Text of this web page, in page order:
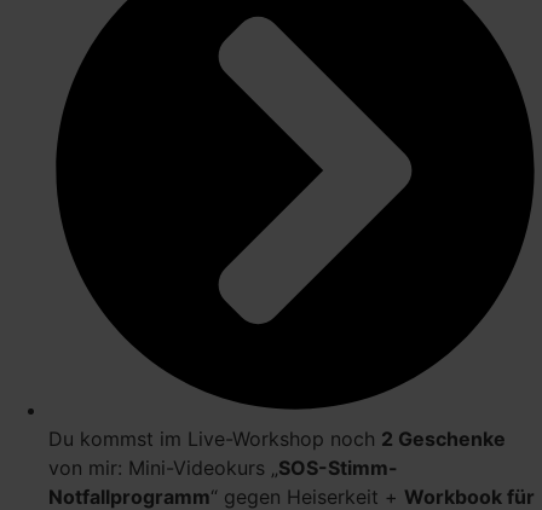
Du kommst im Live-Workshop noch 2 Geschenke
von mir: Mini-Videokurs „ SOS-Stimm-
Notfallprogramm“ gegen Heiserkeit + Workbook für